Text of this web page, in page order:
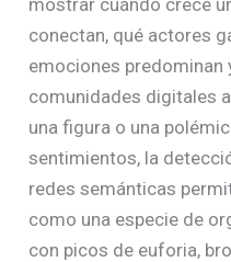
conectan, qué actores
emociones
comunidades digitales
una figura o una
sentimientos, la
redes semánticas
como una especie de
con picos de euforia,